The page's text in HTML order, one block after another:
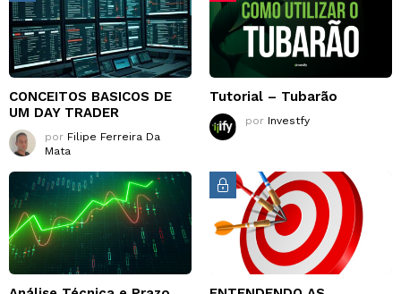
CONCEITOS BASICOS DE
UM DAY TRADER
por Filipe Ferreira Da
Mata
Tutorial – Tubarão
por Investfy